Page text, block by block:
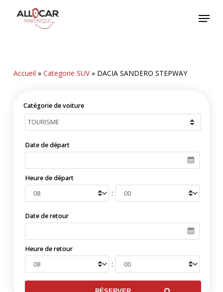
Menu
Accueil » Categorie SUV» DACIA SANDERO STEPWAY
Catégorie de voiture
Date de départ
Heure de départ
:
Date de retour
Heure de retour
: